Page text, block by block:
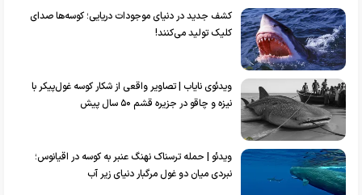
کشف جدید در دنیای موجودات دریایی؛ کوسه‌ها صدای
کلیک تولید می‌کنند!
ویدئوی نایاب | تصاویر واقعی از شکار کوسه غول‌پیکر با
نیزه و چاقو در جزیره قشم ۵۰ سال پیش
ویدئو | حمله ترسناک نهنگ عنبر به کوسه در اقیانوس؛
نبردی میان دو غول مرگبار دنیای زیر آب